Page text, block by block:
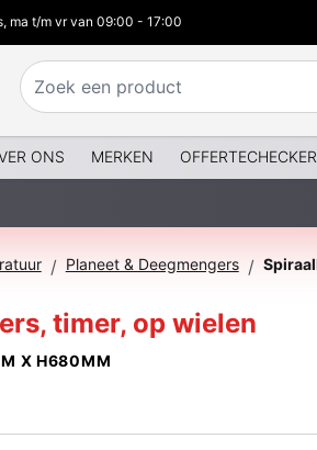
ma t/m vr van 09:00 - 17:00
ONS MERKEN OFFERTECHECKER
/ Planeet & Deegmengers /
timer, op wielen
X H680MM